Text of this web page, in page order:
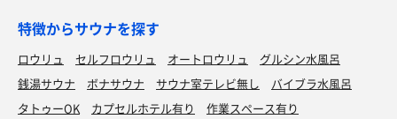
特徴からサウナを探す
ロウリュ セルフロウリュ オートロウリュ
グルシン水風呂
銭湯サウナ
ボナサウナ サウナ室テレビ無し
バイブラ水風呂
タトゥーOK
カプセルホテル有り
作業スペース有り